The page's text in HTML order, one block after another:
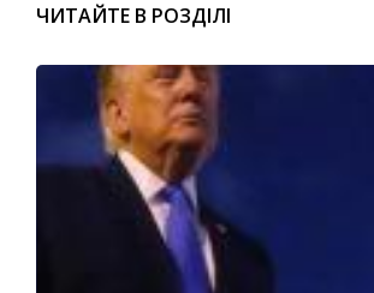
ЧИТАЙТЕ В РОЗДІЛІ